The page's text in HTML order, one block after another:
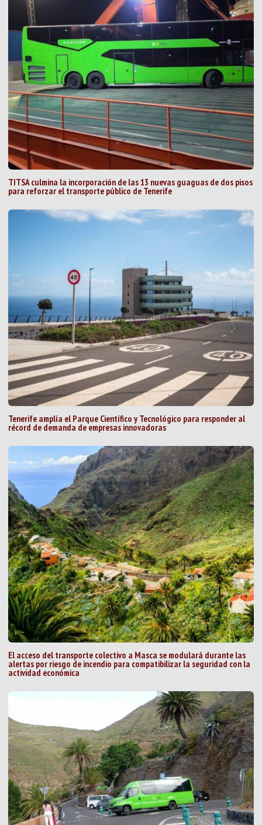
TITSA culmina la incorporación de las 13 nuevas guaguas de dos pisos
para reforzar el transporte público de Tenerife
Tenerife amplía el Parque Científico y Tecnológico para responder al
récord de demanda de empresas innovadoras
El acceso del transporte colectivo a Masca se modulará durante las
alertas por riesgo de incendio para compatibilizar la seguridad con la
actividad económica